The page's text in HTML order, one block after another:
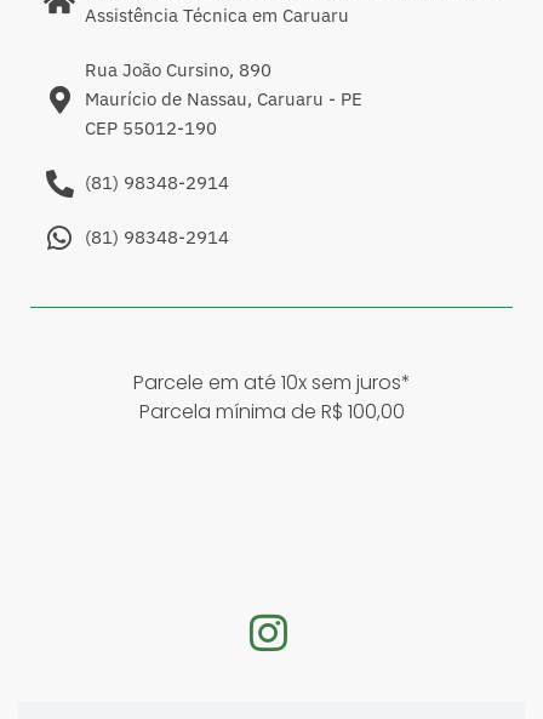
Assistência Técnica em Caruaru
Rua João Cursino, 890
Maurício de Nassau, Caruaru - PE
CEP 55012-190
(81) 98348-2914
(81) 98348-2914
Parcele em até 10x sem juros*
Parcela mínima de R$ 100,00